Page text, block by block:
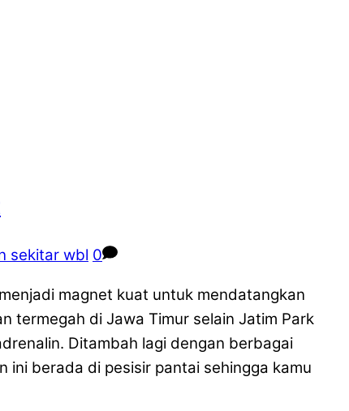
sekitar wbl 0
magnet kuat untuk mendatangkan
termegah di Jawa Timur selain Jatim Park
Ditambah lagi dengan berbagai
ini berada di pesisir pantai sehingga kamu